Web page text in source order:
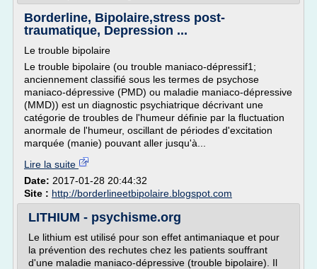
Borderline, Bipolaire,stress post-
traumatique, Depression ...
Le trouble bipolaire
Le trouble bipolaire (ou trouble maniaco-dépressif1;
anciennement classifié sous les termes de psychose
maniaco-dépressive (PMD) ou maladie maniaco-dépressive
(MMD)) est un diagnostic psychiatrique décrivant une
catégorie de troubles de l'humeur définie par la fluctuation
anormale de l'humeur, oscillant de périodes d'excitation
marquée (manie) pouvant aller jusqu'à...
Lire la suite
Date: 2017-01-28 20:44:32
Site : http://borderlineetbipolaire.blogspot.com
LITHIUM - psychisme.org
Le lithium est utilisé pour son effet antimaniaque et pour
la prévention des rechutes chez les patients souffrant
d'une maladie maniaco-dépressive (trouble bipolaire). Il